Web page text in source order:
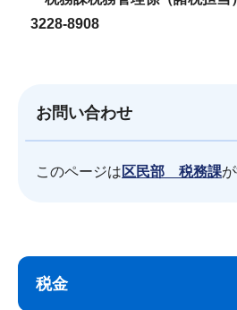
3228-8908
お問い合わせ
このページは 区民部 税務課
こ
税金